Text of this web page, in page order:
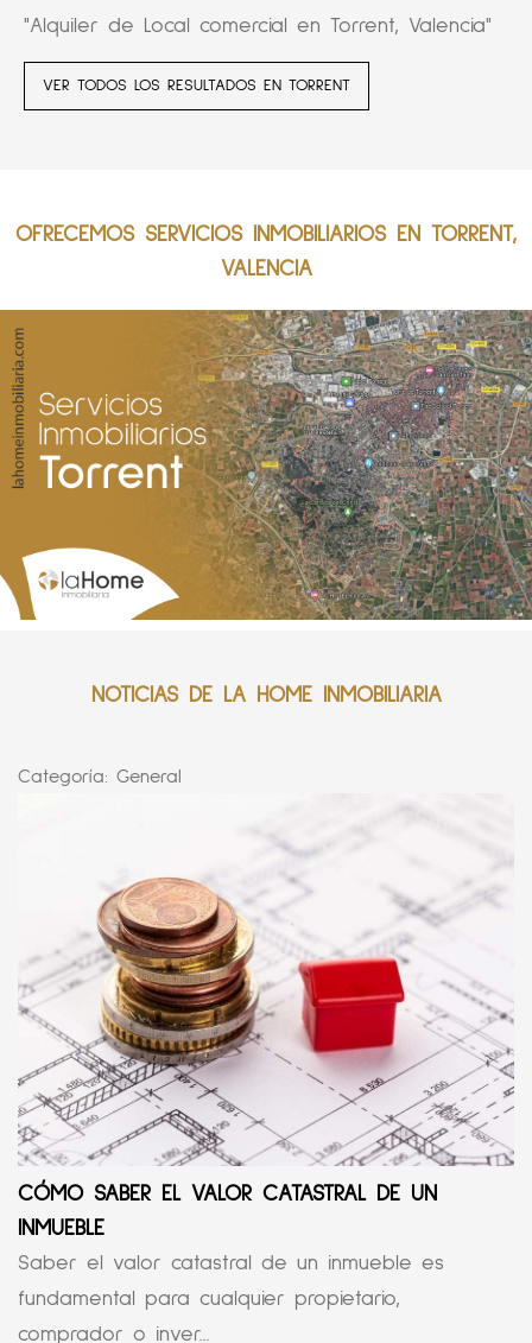
"Alquiler de Local comercial en Torrent, Valencia"
VER TODOS LOS RESULTADOS EN TORRENT
OFRECEMOS SERVICIOS INMOBILIARIOS EN TORRENT,
VALENCIA
NOTICIAS DE LA HOME INMOBILIARIA
Categoría: General
CÓMO SABER EL VALOR CATASTRAL DE UN
INMUEBLE
Saber el valor catastral de un inmueble es
fundamental para cualquier propietario,
comprador o inver...